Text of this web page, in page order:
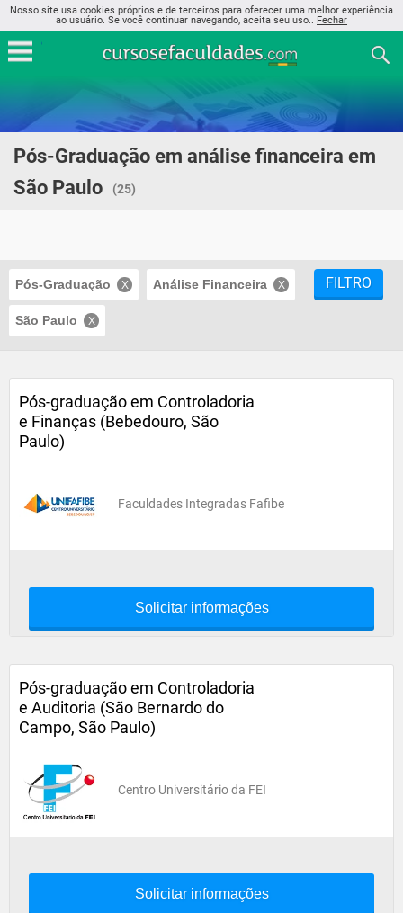
Nosso site usa cookies próprios e de terceiros para oferecer uma melhor experiência
ao usuário. Se você continuar navegando, aceita seu uso.. Fechar
Pós-Graduação em análise financeira em
São Paulo
(25)
Pós-Graduação Análise Financeira
São Paulo
FILTRO
Pós-graduação em Controladoria
e Finanças (Bebedouro, São
Paulo)
Faculdades Integradas Fafibe
Solicitar informações
Pós-graduação em Controladoria
e Auditoria (São Bernardo do
Campo, São Paulo)
Centro Universitário da FEI
Solicitar informações